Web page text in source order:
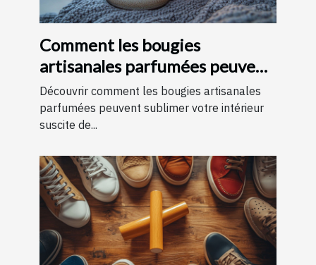
Comment les bougies
artisanales parfumées peuvent
améliorer votre intérieur
Découvrir comment les bougies artisanales
parfumées peuvent sublimer votre intérieur
suscite de...